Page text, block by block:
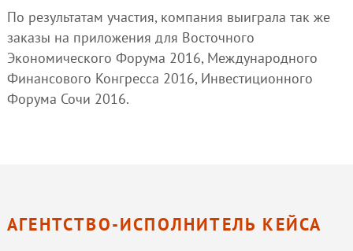
По результатам участия, компания выиграла так же
заказы на приложения для Восточного
Экономического Форума 2016, Международного
Финансового Конгресса 2016, Инвестиционного
Форума Сочи 2016.
АГЕНТСТВО-ИСПОЛНИТЕЛЬ КЕЙСА